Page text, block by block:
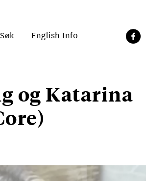
Søk English Info
og Katarina